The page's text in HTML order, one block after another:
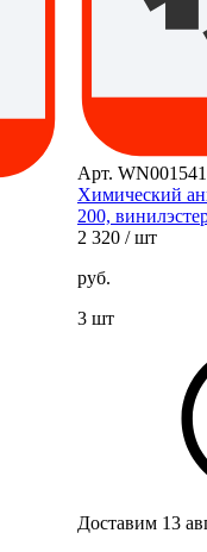
Арт.
Химический
200,
2 320 / шт
руб.
3 шт
Доставим 13